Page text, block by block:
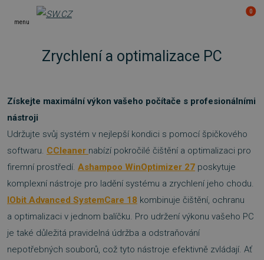
menu
0
Zrychlení a optimalizace PC
Získejte maximální výkon vašeho počítače s profesionálními
nástroji
Udržujte svůj systém v nejlepší kondici s pomocí špičkového
softwaru. CCleaner nabízí pokročilé čištění a optimalizaci pro
firemní prostředí. Ashampoo WinOptimizer 27 poskytuje
komplexní nástroje pro ladění systému a zrychlení jeho chodu.
IObit Advanced SystemCare 18 kombinuje čištění, ochranu
a optimalizaci v jednom balíčku. Pro udržení výkonu vašeho PC
je také důležitá pravidelná údržba a odstraňování
nepotřebných souborů, což tyto nástroje efektivně zvládají. Ať